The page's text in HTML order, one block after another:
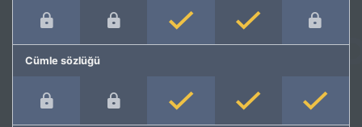
Cümle sözlüğü